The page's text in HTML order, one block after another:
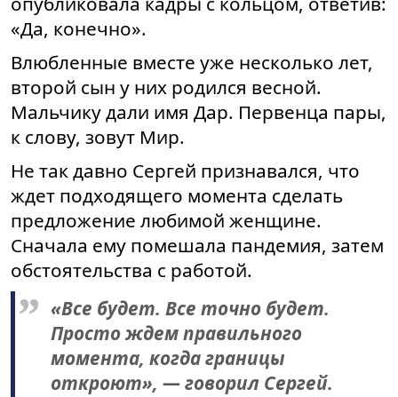
«Да, конечно».
Влюбленные вместе уже несколько лет,
второй сын у них родился весной.
Мальчику дали имя Дар. Первенца пары,
к слову, зовут Мир.
Не так давно Сергей признавался, что
ждет подходящего момента сделать
предложение любимой женщине.
Сначала ему помешала пандемия, затем
обстоятельства с работой.
«Все будет. Все точно будет.
Просто ждем правильного
момента, когда границы
откроют», — говорил Сергей.